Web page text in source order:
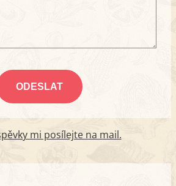
mi posílejte na mail.